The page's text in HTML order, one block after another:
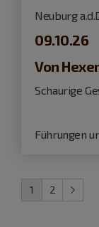
Neuburg
09.10.26
Von
Schaurige
Führungen
1 2